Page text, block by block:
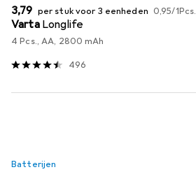
EUR
3,79 per stuk voor 3 eenheden EUR
0,95/1Pcs.
Varta Longlife
4 Pcs., AA, 2800 mAh
496
Batterijen